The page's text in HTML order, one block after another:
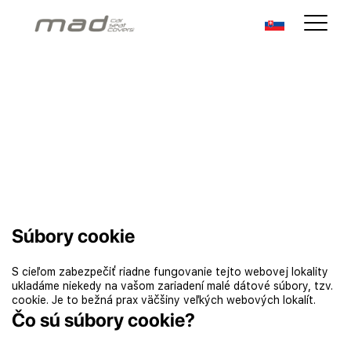
Súbory cookie
S cieľom zabezpečiť riadne fungovanie tejto webovej lokality
ukladáme niekedy na vašom zariadení malé dátové súbory, tzv.
cookie. Je to bežná prax väčšiny veľkých webových lokalít.
Čo sú súbory cookie?